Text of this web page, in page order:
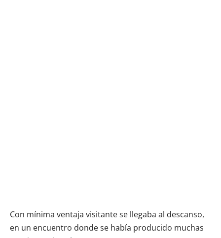
Con mínima ventaja visitante se llegaba al descanso,
en un encuentro donde se había producido muchas